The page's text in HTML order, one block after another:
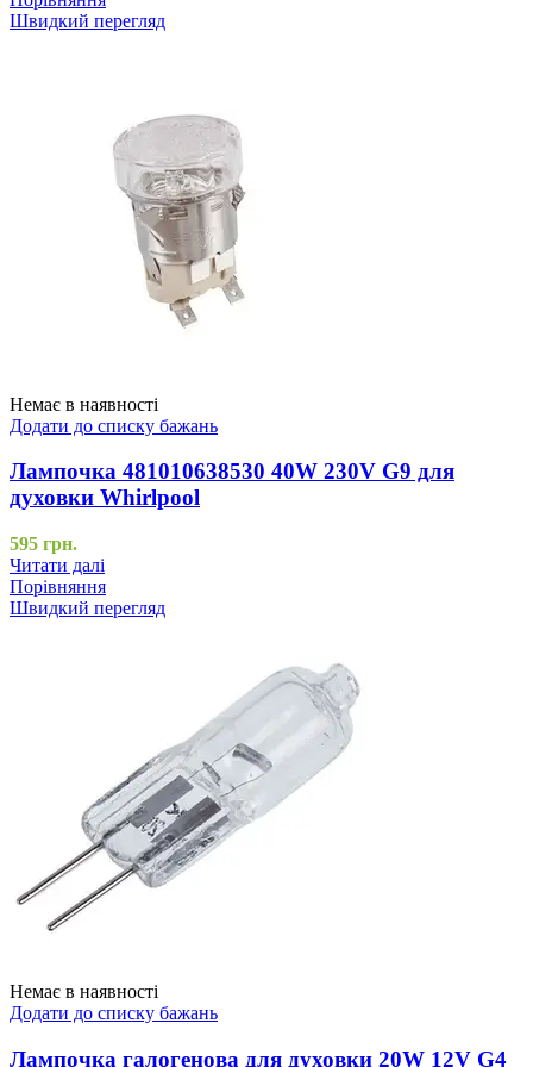
Швидкий перегляд
Немає в наявності
Додати до списку бажань
Лампочка 481010638530 40W 230V G9 для
духовки Whirlpool
595 грн.
Читати далі
Порівняння
Швидкий перегляд
Немає в наявності
Додати до списку бажань
Лампочка галогенова для духовки 20W 12V G4